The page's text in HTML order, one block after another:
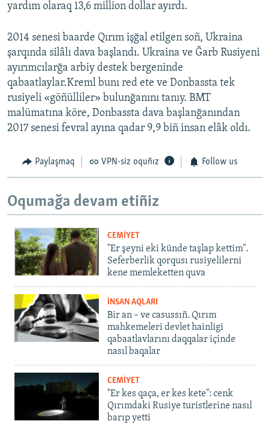
yardım olaraq 13,6 million dollar ayırdı.
2014 senesi baarde Qırım işğal etilgen soñ, Ukraina
şarqında silâlı dava başlandı. Ukraina ve Ğarb Rusiyeni
ayırımcılarğa arbiy destek bergeninde
qabaatlaylar.Kreml bunı red ete ve Donbassta tek
rusiyeli «göñülliler» bulunğanını tanıy. BMT
malümatına köre, Donbassta dava başlanğanından
2017 senesi fevral ayına qadar 9,9 biñ insan elâk oldı.
Paylaşmaq VPN-siz oquñız Follow us
Oqumağa devam etiñiz
CEMİYET
"Er şeyni eki künde taşlap kettim".
Seferberlik qorqusı rusiyelilerni
kene memleketten quva
İNSAN AQLARI
Bir an – ve casussıñ. Qırım
mahkemeleri devlet hainligi
qabaatlavlarını daqqalar içinde
nasıl baqalar
CEMİYET
"Er kes qaça, er kes kete": cenk
Qırımdaki Rusiye turistlerine nasıl
barıp yetti